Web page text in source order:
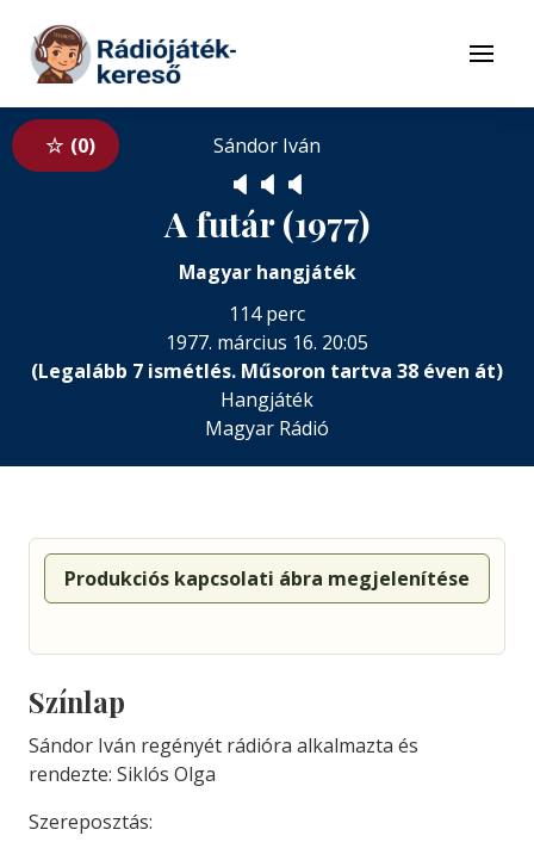
Tovább a tartalomhoz
Menü
0 Sándor Iván
🔈 🔈 🔈
A futár (1977)
Magyar hangjáték
114 perc
1977. március 16. 20:05
(Legalább 7 ismétlés. Műsoron tartva 38 éven át)
Hangjáték
Magyar Rádió
Produkciós kapcsolati ábra megjelenítése
Színlap
Sándor Iván regényét rádióra alkalmazta és
rendezte: Siklós Olga
Szereposztás: